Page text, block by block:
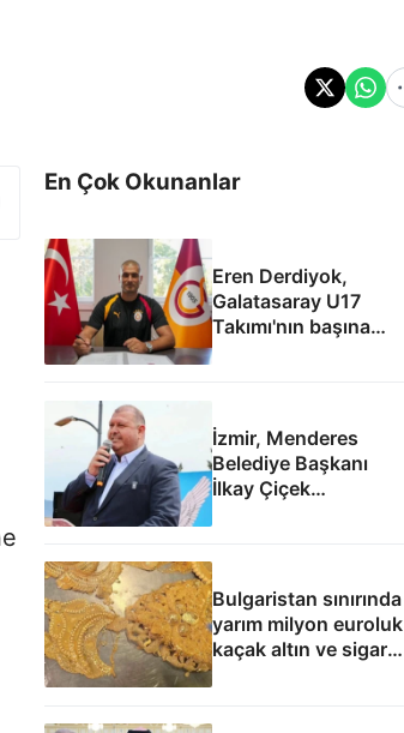
En Çok Okunanlar
Eren Derdiyok,
Galatasaray U17
Takımı'nın başına
geçti
İzmir, Menderes
Belediye Başkanı
İlkay Çiçek
Bulgaristan sınırında
yarım milyon euroluk
kaçak altın ve sigara
yakalandı